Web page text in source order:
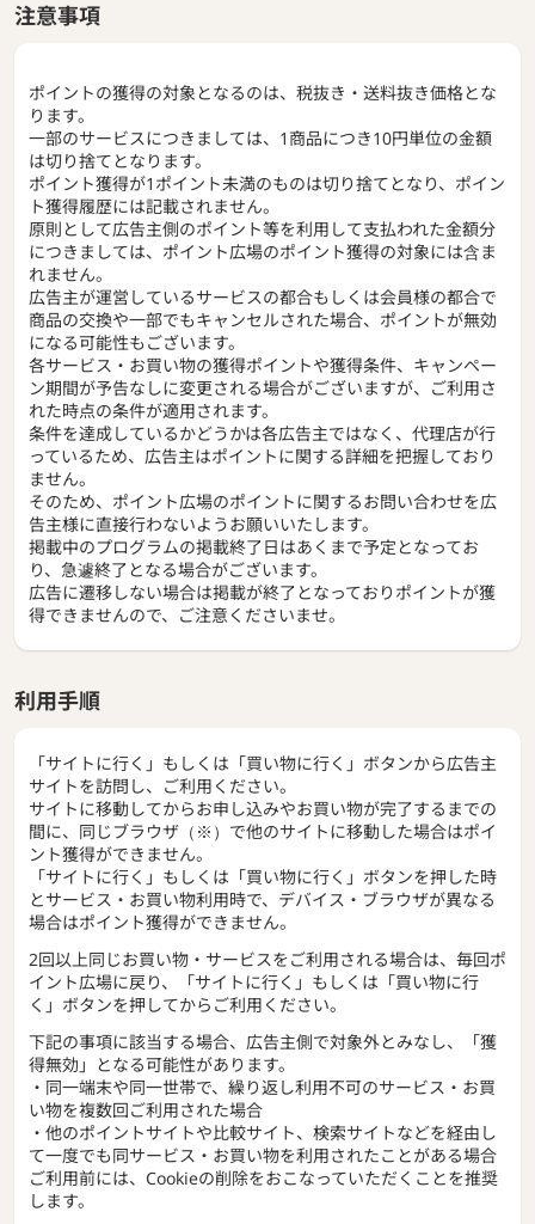
注意事項
ポイントの獲得の対象となるのは、税抜き・送料抜き価格とな
ります。
一部のサービスにつきましては、1商品につき10円単位の金額
は切り捨てとなります。
ポイント獲得が1ポイント未満のものは切り捨てとなり、ポイン
ト獲得履歴には記載されません。
原則として広告主側のポイント等を利用して支払われた金額分
につきましては、ポイント広場のポイント獲得の対象には含ま
れません。
広告主が運営しているサービスの都合もしくは会員様の都合で
商品の交換や一部でもキャンセルされた場合、ポイントが無効
になる可能性もございます。
各サービス・お買い物の獲得ポイントや獲得条件、キャンペー
ン期間が予告なしに変更される場合がございますが、ご利用さ
れた時点の条件が適用されます。
条件を達成しているかどうかは各広告主ではなく、代理店が行
っているため、広告主はポイントに関する詳細を把握しており
ません。
そのため、ポイント広場のポイントに関するお問い合わせを広
告主様に直接行わないようお願いいたします。
掲載中のプログラムの掲載終了日はあくまで予定となってお
り、急遽終了となる場合がございます。
広告に遷移しない場合は掲載が終了となっておりポイントが獲
得できませんので、ご注意くださいませ。
利用手順
「サイトに行く」もしくは「買い物に行く」ボタンから広告主
サイトを訪問し、ご利用ください。
サイトに移動してからお申し込みやお買い物が完了するまでの
間に、同じブラウザ（※）で他のサイトに移動した場合はポイ
ント獲得ができません。
「サイトに行く」もしくは「買い物に行く」ボタンを押した時
とサービス・お買い物利用時で、デバイス・ブラウザが異なる
場合はポイント獲得ができません。
2回以上同じお買い物・サービスをご利用される場合は、毎回ポ
イント広場に戻り、「サイトに行く」もしくは「買い物に行
く」ボタンを押してからご利用ください。
下記の事項に該当する場合、広告主側で対象外とみなし、「獲
得無効」となる可能性があります。
・同一端末や同一世帯で、繰り返し利用不可のサービス・お買
い物を複数回ご利用された場合
・他のポイントサイトや比較サイト、検索サイトなどを経由し
て一度でも同サービス・お買い物を利用されたことがある場合
ご利用前には、Cookieの削除をおこなっていただくことを推奨
します。